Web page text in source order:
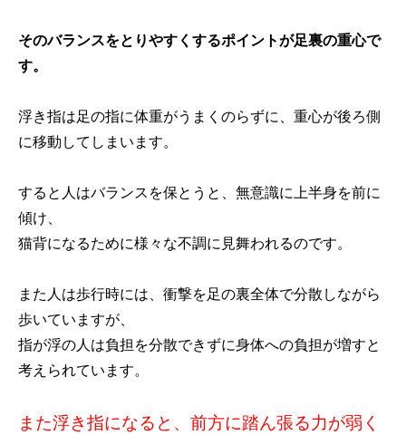
そのバランスをとりやすくするポイントが足裏の重心で
す。
浮き指は足の指に体重がうまくのらずに、重心が後ろ側
に移動してしまいます。
すると人はバランスを保とうと、無意識に上半身を前に
傾け、
猫背になるために様々な不調に見舞われるのです。
また人は歩行時には、衝撃を足の裏全体で分散しながら
歩いていますが、
指が浮の人は負担を分散できずに身体への負担が増すと
考えられています。
また浮き指になると、前方に踏ん張る力が弱く